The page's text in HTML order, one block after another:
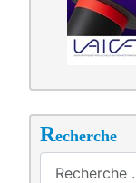
Recherche